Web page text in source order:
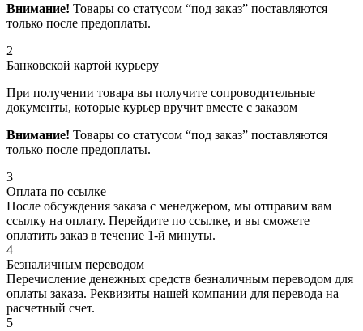
Внимание! Товары со статусом “под заказ” поставляются
только после предоплаты.
2
Банковской картой курьеру
При получении товара вы получите сопроводительные
документы, которые курьер вручит вместе с заказом
Внимание! Товары со статусом “под заказ” поставляются
только после предоплаты.
3
Оплата по ссылке
После обсуждения заказа с менеджером, мы отправим вам
ссылку на оплату. Перейдите по ссылке, и вы сможете
оплатить заказ в течение 1-й минуты.
4
Безналичным переводом
Перечисление денежных средств безналичным переводом для
оплаты заказа. Реквизиты нашей компании для перевода на
расчетный счет.
5